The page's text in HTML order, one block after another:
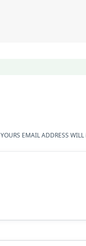
YOURS EMAIL ADDRESS WILL